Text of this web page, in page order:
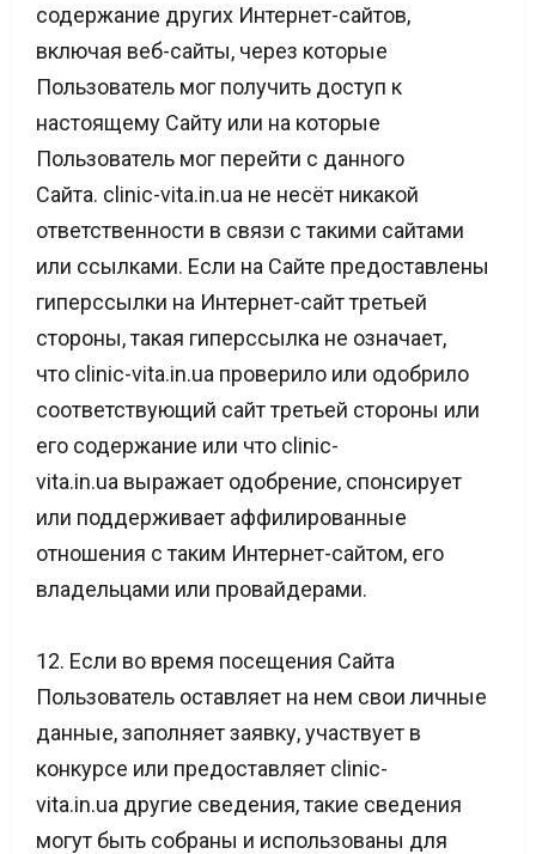
содержание других Интернет-сайтов,
включая веб-сайты, через которые
Пользователь мог получить доступ к
настоящему Сайту или на которые
Пользователь мог перейти с данного
Сайта. clinic-vita.in.ua не несёт никакой
ответственности в связи с такими сайтами
или ссылками. Если на Сайте предоставлены
гиперссылки на Интернет-сайт третьей
стороны, такая гиперссылка не означает,
что clinic-vita.in.ua проверило или одобрило
соответствующий сайт третьей стороны или
его содержание или что clinic-
vita.in.ua выражает одобрение, спонсирует
или поддерживает аффилированные
отношения с таким Интернет-сайтом, его
владельцами или провайдерами.
12. Если во время посещения Сайта
Пользователь оставляет на нем свои личные
данные, заполняет заявку, участвует в
конкурсе или предоставляет clinic-
vita.in.ua другие сведения, такие сведения
могут быть собраны и использованы для